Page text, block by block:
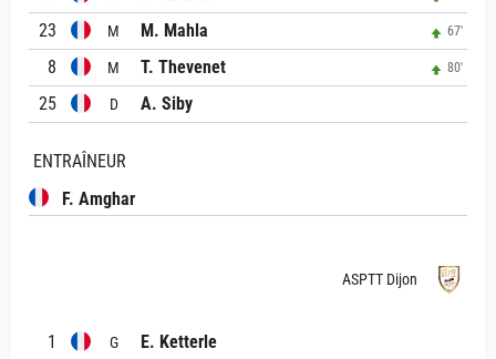
23 M M. Mahla 67'
8 M T. Thevenet 80'
25 D A. Siby
ENTRAÎNEUR
F. Amghar
ASPTT Dijon
1 G
E. Ketterle